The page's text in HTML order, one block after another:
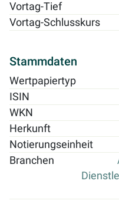
Vortag-Tief
Vortag-Schlusskurs
Stammdaten
Wertpapiertyp
ISIN
WKN
Herkunft
Notierungseinheit
Branchen